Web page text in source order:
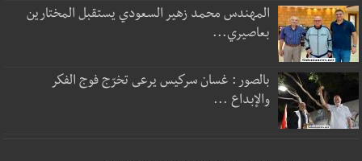
المهندس محمد زهير السعودي يستقبل المختارين
بعاصيري...
بالصور : غسان سركيس يرعى تخرّج فوج الفكر
والإبداع ...